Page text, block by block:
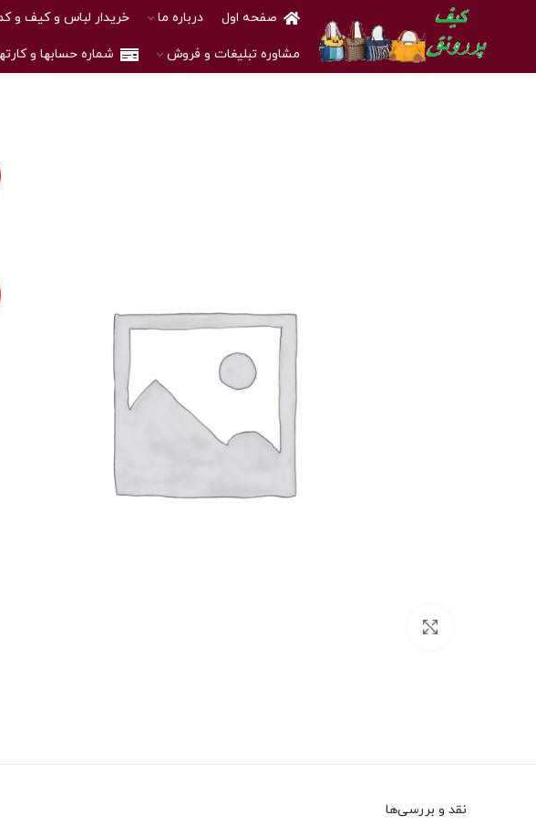
صفحه اول درباره ما خریدار لباس و کیف و
مشاوره تبلیغات و فروش شماره حسابها و
نقد و بررسی‌ها